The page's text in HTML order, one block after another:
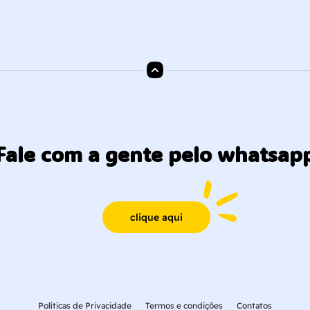
com a gente pelo
clique aqui
Políticas de Privacidade Termos e condições Contatos